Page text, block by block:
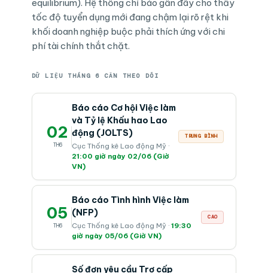
equilibrium). Hệ thống chỉ báo gần đây cho thấy
tốc độ tuyển dụng mới đang chậm lại rõ rệt khi
khối doanh nghiệp buộc phải thích ứng với chi
phí tài chính thắt chặt.
DỮ LIỆU THÁNG 6 CẦN THEO DÕI
02
TH6
Báo cáo Cơ hội Việc làm
và Tỷ lệ Khấu hao Lao
động (JOLTS)
Cục Thống kê Lao động Mỹ ·
21:00 giờ ngày 02/06 (Giờ
VN)
TRUNG BÌNH
05
TH6
Báo cáo Tình hình Việc làm
(NFP)
Cục Thống kê Lao động Mỹ · 19:30
giờ ngày 05/06 (Giờ VN)
CAO
Số đơn yêu cầu Trợ cấp